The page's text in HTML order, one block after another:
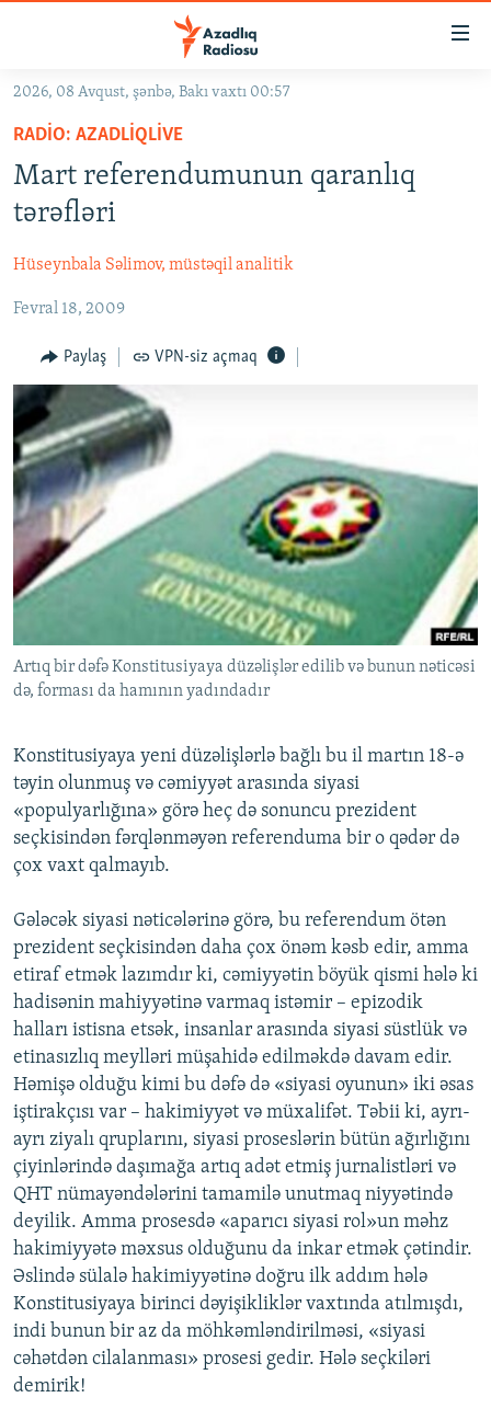
Əsas
qayıt
Əsas
naviqasiyaya
qayıt
GÜNDƏM
KORRUPSIOMETR
FƏRQƏ BAX
QANUNI DOĞRU
ARAŞDIRMA
MULTIMEDIA
VIDEO
FOTOQALEREYA
İNFOQRAFIKA
KARIKATURA
RADIO ARXIV
OXU ZALI
AZƏRBAYCAN ƏDƏBIYYATI KITABXANASI
İSLAM VƏ DEMOKRATIYA
İZ - MƏDƏNIYYƏT PROQRAMI
HAQQIMIZDA
MISSIYAMIZ
PEŞƏ ETIKASI VƏ JURNALISTIKA STANDARTLARIMIZ
MATERIALLARIMIZDAN ISTIFADƏ
AZADLIQRADIOSU MOBIL TELEFONUNUZDA
BIZIMLƏ ƏLAQƏ
BIZI IZLƏ
RFE/RL-in bütün saytları
2026, 08 Avqust, şənbə, Bakı vaxtı 00:57
RADIO: AZADLIQLIVE
Mart referendumunun qaranlıq
tərəfləri
Hüseynbala Səlimov, müstəqil analitik
Fevral 18, 2009
Paylaş VPN-siz açmaq
Artıq bir dəfə Konstitusiyaya düzəlişlər edilib və bunun nəticəsi
də, forması da hamının yadındadır
Konstitusiyaya yeni düzəlişlərlə bağlı bu il martın 18-ə
təyin olunmuş və cəmiyyət arasında siyasi
«populyarlığına» görə heç də sonuncu prezident
seçkisindən fərqlənməyən referenduma bir o qədər də
çox vaxt qalmayıb.
Gələcək siyasi nəticələrinə görə, bu referendum ötən
prezident seçkisindən daha çox önəm kəsb edir, amma
etiraf etmək lazımdır ki, cəmiyyətin böyük qismi hələ ki
hadisənin mahiyyətinə varmaq istəmir – epizodik
halları istisna etsək, insanlar arasında siyasi süstlük və
etinasızlıq meylləri müşahidə edilməkdə davam edir.
Həmişə olduğu kimi bu dəfə də «siyasi oyunun» iki əsas
iştirakçısı var – hakimiyyət və müxalifət. Təbii ki, ayrı-
ayrı ziyalı qruplarını, siyasi proseslərin bütün ağırlığını
çiyinlərində daşımağa artıq adət etmiş jurnalistləri və
QHT nümayəndələrini tamamilə unutmaq niyyətində
deyilik. Amma prosesdə «aparıcı siyasi rol»un məhz
hakimiyyətə məxsus olduğunu da inkar etmək çətindir.
Əslində sülalə hakimiyyətinə doğru ilk addım hələ
Konstitusiyaya birinci dəyişikliklər vaxtında atılmışdı,
indi bunun bir az da möhkəmləndirilməsi, «siyasi
cəhətdən cilalanması» prosesi gedir. Hələ seçkiləri
demirik!